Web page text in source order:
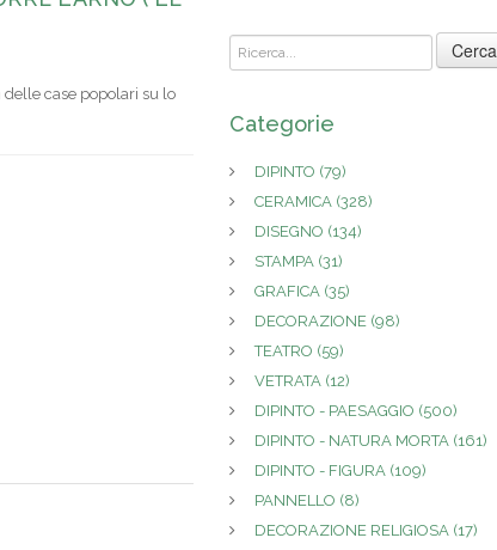
case popolari su lo
Cerca
Categorie
DIPINTO (79)
CERAMICA (328)
DISEGNO (134)
STAMPA (31)
GRAFICA (35)
DECORAZIONE (98)
TEATRO (59)
VETRATA (12)
DIPINTO - PAESAGGIO (500)
DIPINTO - NATURA MORTA (161)
DIPINTO - FIGURA (109)
PANNELLO (8)
DECORAZIONE RELIGIOSA (17)